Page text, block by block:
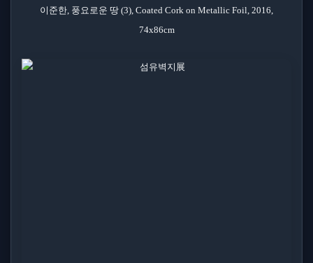
이준한, 풍요로운 땅 (3), Coated Cork on Metallic Foil, 2016,
74x86cm